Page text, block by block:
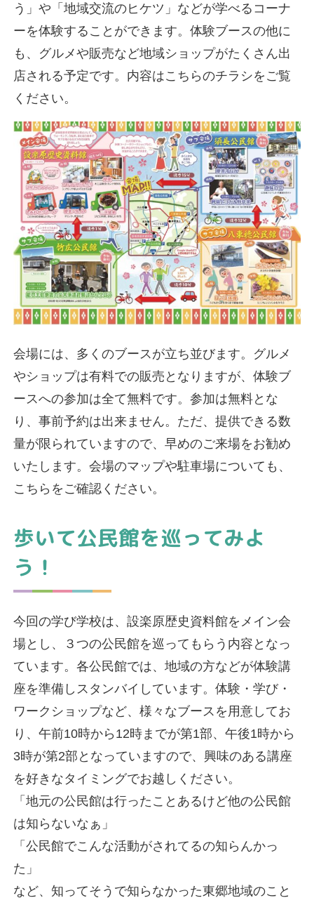
う」や「地域交流のヒケツ」などが学べるコーナ
ーを体験することができます。体験ブースの他に
も、グルメや販売など地域ショップがたくさん出
店される予定です。内容はこちらのチラシをご覧
ください。
会場には、多くのブースが立ち並びます。グルメ
やショップは有料での販売となりますが、体験ブ
ースへの参加は全て無料です。参加は無料とな
り、事前予約は出来ません。ただ、提供できる数
量が限られていますので、早めのご来場をお勧め
いたします。会場のマップや駐車場についても、
こちらをご確認ください。
歩いて公民館を巡ってみよ
う！
今回の学び学校は、設楽原歴史資料館をメイン会
場とし、３つの公民館を巡ってもらう内容となっ
ています。各公民館では、地域の方などが体験講
座を準備しスタンバイしています。体験・学び・
ワークショップなど、様々なブースを用意してお
り、午前10時から12時までが第1部、午後1時から
3時が第2部となっていますので、興味のある講座
を好きなタイミングでお越しください。
「地元の公民館は行ったことあるけど他の公民館
は知らないなぁ」
「公民館でこんな活動がされてるの知らんかっ
た」
など、知ってそうで知らなかった東郷地域のこと